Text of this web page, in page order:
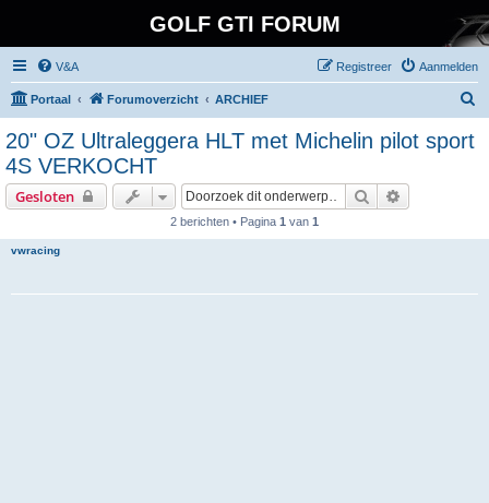
GOLF GTI FORUM
V&A Aanmelden
Registreer
Portaal Forumoverzicht ARCHIEF
20" OZ Ultraleggera HLT met Michelin pilot sport
4S VERKOCHT
Gesloten Zoek
2 berichten • Pagina 1 van 1
vwracing